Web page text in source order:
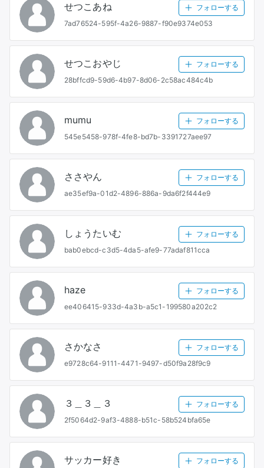
せつこあね
フォローする
7ad76524-595f-4a26-9887-f90e9374e053
せつこおやじ
フォローする
28bffcd9-59d6-4b97-8d06-2c58ac484c4b
mumu
フォローする
545e5458-978f-4fe8-bd7b-3391727aee97
ささやん
フォローする
ae35ef9a-01d2-4896-886a-9da6f2f444e9
しょうたいむ
フォローする
bab0ebcd-c3d5-4da5-afe9-77adaf811cca
haze
フォローする
ee406415-933d-4a3b-a5c1-199580a202c2
さかなさ
フォローする
e9728c64-9111-4471-9497-d50f9a28f9c9
３＿３＿３
フォローする
2f5064d2-9af3-4888-b51c-58b524bfa65e
サッカー好き
フォローする